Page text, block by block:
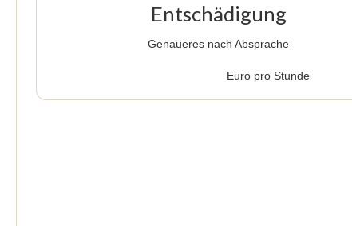
Entschädigung
Genaueres nach Absprache
Euro pro Stunde